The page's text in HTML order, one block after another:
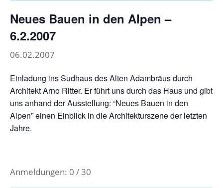
Neues Bauen in den Alpen –
6.2.2007
06.02.2007
Einladung ins Sudhaus des Alten Adambräus durch
Architekt Arno Ritter. Er führt uns durch das Haus und gibt
uns anhand der Ausstellung: “Neues Bauen in den
Alpen” einen Einblick in die Architekturszene der letzten
Jahre.
Anmeldungen: 0 / 30